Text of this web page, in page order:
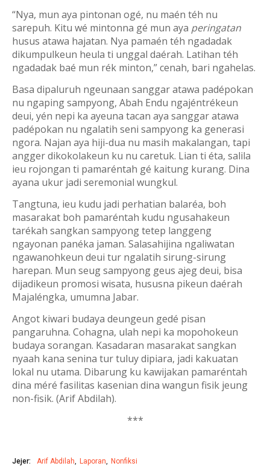
“Nya, mun aya pintonan ogé, nu maén téh nu
sarepuh. Kitu wé mintonna gé mun aya peringatan
husus atawa hajatan. Nya pamaén téh ngadadak
dikumpulkeun heula ti unggal daérah. Latihan téh
ngadadak baé mun rék minton,” cenah, bari ngahelas.
Basa dipaluruh ngeunaan sanggar atawa padépokan
nu ngaping sampyong, Abah Endu ngajéntrékeun
deui, yén nepi ka ayeuna tacan aya sanggar atawa
padépokan nu ngalatih seni sampyong ka generasi
ngora. Najan aya hiji-dua nu masih makalangan, tapi
angger dikokolakeun ku nu caretuk. Lian ti éta, salila
ieu rojongan ti pamaréntah gé kaitung kurang. Dina
ayana ukur jadi seremonial wungkul.
Tangtuna, ieu kudu jadi perhatian balaréa, boh
masarakat boh pamaréntah kudu ngusahakeun
tarékah sangkan sampyong tetep langgeng
ngayonan panéka jaman. Salasahijina ngaliwatan
ngawanohkeun deui tur ngalatih sirung-sirung
harepan. Mun seug sampyong geus ajeg deui, bisa
dijadikeun promosi wisata, hususna pikeun daérah
Majaléngka, umumna Jabar.
Angot kiwari budaya deungeun gedé pisan
pangaruhna. Cohagna, ulah nepi ka mopohokeun
budaya sorangan. Kasadaran masarakat sangkan
nyaah kana senina tur tuluy dipiara, jadi kakuatan
lokal nu utama. Dibarung ku kawijakan pamaréntah
dina méré fasilitas kasenian dina wangun fisik jeung
non-fisik. (Arif Abdilah).
***
Jejer: Arif Abdilah Laporan Nonfiksi